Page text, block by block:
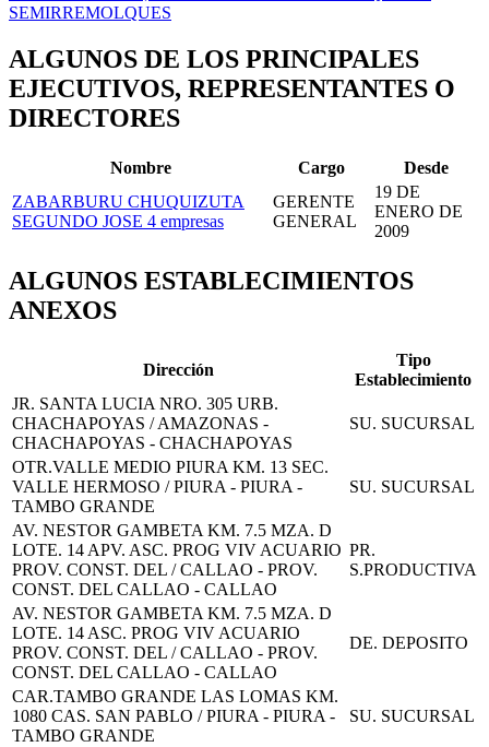
SEMIRREMOLQUES
ALGUNOS DE LOS PRINCIPALES
EJECUTIVOS, REPRESENTANTES O
DIRECTORES
Nombre Cargo
Desde
ZABARBURU CHUQUIZUTA
SEGUNDO JOSE 4 empresas
GERENTE
GENERAL
19 DE
ENERO DE
2009
ALGUNOS ESTABLECIMIENTOS
ANEXOS
Dirección
Tipo
Establecimiento
JR. SANTA LUCIA NRO. 305 URB.
CHACHAPOYAS / AMAZONAS -
CHACHAPOYAS - CHACHAPOYAS
SU. SUCURSAL
OTR.VALLE MEDIO PIURA KM. 13 SEC.
VALLE HERMOSO / PIURA - PIURA -
TAMBO GRANDE
SU. SUCURSAL
AV. NESTOR GAMBETA KM. 7.5 MZA. D
LOTE. 14 APV. ASC. PROG VIV ACUARIO
PROV. CONST. DEL / CALLAO - PROV.
CONST. DEL CALLAO - CALLAO
PR.
S.PRODUCTIVA
AV. NESTOR GAMBETA KM. 7.5 MZA. D
LOTE. 14 ASC. PROG VIV ACUARIO
PROV. CONST. DEL / CALLAO - PROV.
CONST. DEL CALLAO - CALLAO
DE. DEPOSITO
CAR.TAMBO GRANDE LAS LOMAS KM.
1080 CAS. SAN PABLO / PIURA - PIURA -
TAMBO GRANDE
SU. SUCURSAL